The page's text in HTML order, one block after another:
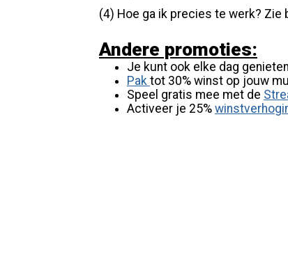
(4) Hoe ga ik precies te werk?
Andere promoties:
Je kunt ook elke dag
Pak tot 30% winst op jouw
Speel gratis mee met de
Activeer je 25%